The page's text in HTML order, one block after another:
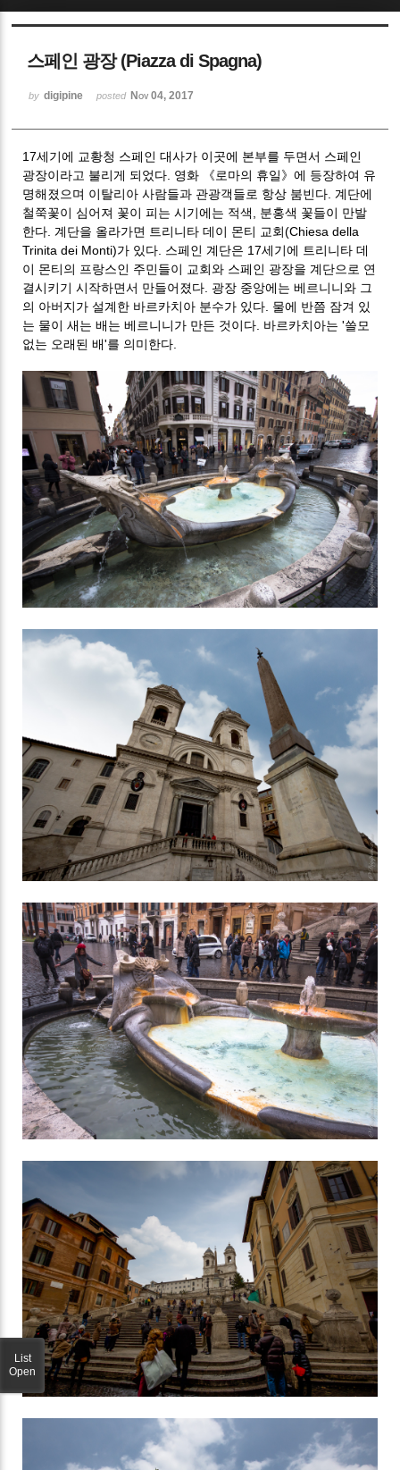
스페인 광장 (Piazza di Spagna)
by digipine posted Nov 04, 2017
17세기에 교황청 스페인 대사가 이곳에 본부를 두면서 스페인
광장이라고 불리게 되었다. 영화 《로마의 휴일》에 등장하여 유
명해졌으며 이탈리아 사람들과 관광객들로 항상 붐빈다. 계단에
철쭉꽃이 심어져 꽃이 피는 시기에는 적색, 분홍색 꽃들이 만발
한다. 계단을 올라가면 트리니타 데이 몬티 교회(Chiesa della
Trinita dei Monti)가 있다. 스페인 계단은 17세기에 트리니타 데
이 몬티의 프랑스인 주민들이 교회와 스페인 광장을 계단으로 연
결시키기 시작하면서 만들어졌다. 광장 중앙에는 베르니니와 그
의 아버지가 설계한 바르카치아 분수가 있다. 물에 반쯤 잠겨 있
는 물이 새는 배는 베르니니가 만든 것이다. 바르카치아는 '쓸모
없는 오래된 배'를 의미한다.
List
Open
Sketchbook5, 스케치북5
Sketchbook5, 스케치북5